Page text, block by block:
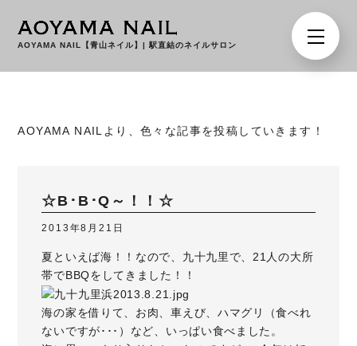
AOYAMA NAIL【青山ネイル】| 駅直結のネイルサロン
AOYAMA NAILより、色々な記事を投稿していきます！
☆B･B･Q～！！☆
2013年8月21日
夏といえば海！！なので、九十九里で、21人の大所
帯でBBQをしてきました！！
海の家を借りて、お肉、車えび、ハマグリ（食べれ
ないですが･･･）など、いっぱい食べました。